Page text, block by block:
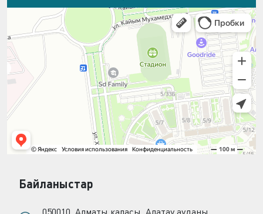
Байланыстар
050010, Алматы қаласы, Алатау ауданы,